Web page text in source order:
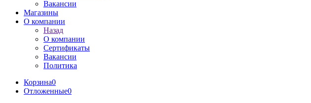
Вакансии
Магазины
О компании
Назад
О компании
Сертификаты
Вакансии
Политика
Корзина0
Отложенные0